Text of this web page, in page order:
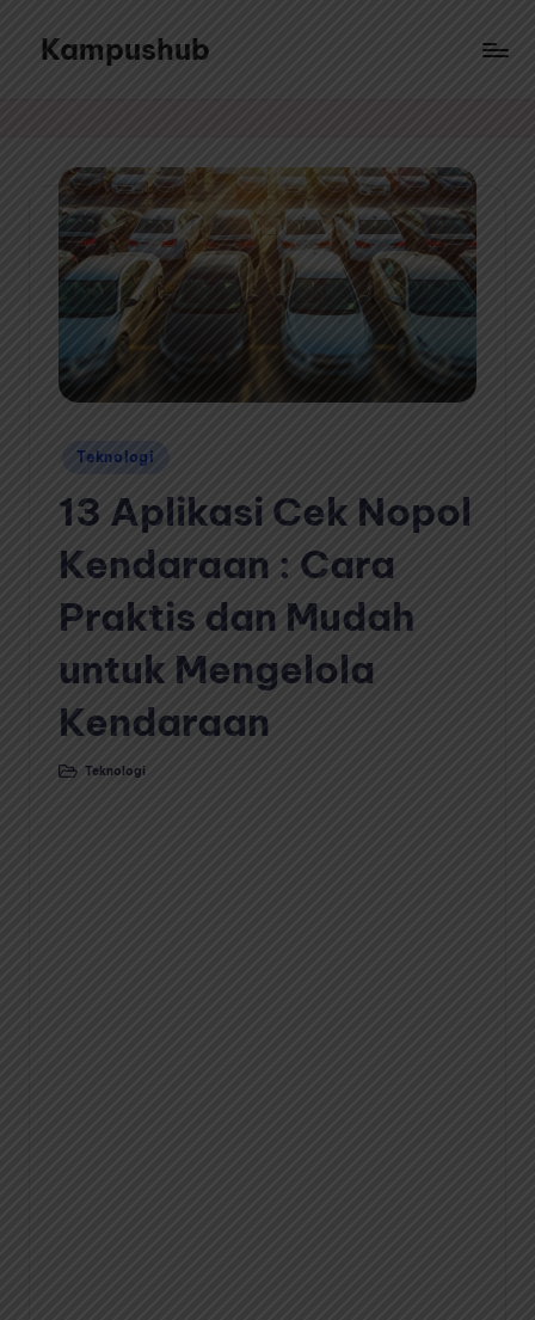
Kampushub
dari
berbagai
topik
menarik
Posted
Teknologi
13 Aplikasi Cek Nopol
Kendaraan : Cara
Praktis dan Mudah
untuk Mengelola
Kendaraan
PostedTeknologi